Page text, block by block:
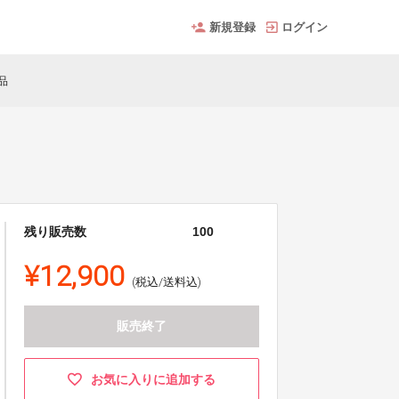
新規登録 ログイン
残り販売数 100
¥12,900 (税込/送料込)
販売終了
お気に入りに追加する